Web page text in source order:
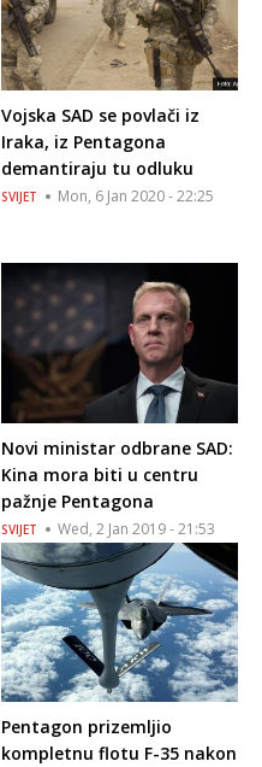
Vojska SAD se povlači iz
Iraka, iz Pentagona
demantiraju tu odluku
SVIJET Mon, 6 Jan 2020 - 22:25
Novi ministar odbrane SAD:
Kina mora biti u centru
pažnje Pentagona
SVIJET Wed, 2 Jan 2019 - 21:53
Pentagon prizemljio
kompletnu flotu F-35 nakon